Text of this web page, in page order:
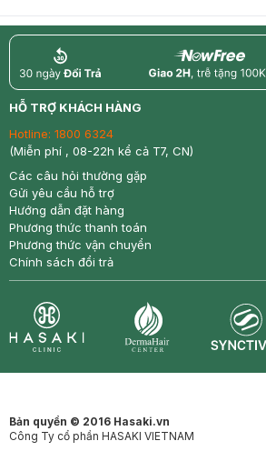
return nowfree
HỖ TRỢ KHÁCH HÀNG
Hotline: 1800 6324
(Miễn phí , 08-22h kể cả T7, CN)
Các câu hỏi thường gặp
Gửi yêu cầu hỗ trợ
Hướng dẫn đặt hàng
Phương thức thanh toán
Phương thức vận chuyển
Chính sách đổi trả
Bản quyền © 2016 Hasaki.vn
Công Ty cổ phần HASAKI VIETNAM